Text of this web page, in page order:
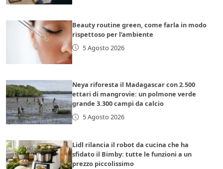
Beauty routine green, come farla in modo
rispettoso per l’ambiente
5 Agosto 2026
Neya riforesta il Madagascar con 2.500
ettari di mangrovie: un polmone verde
grande 3.300 campi da calcio
5 Agosto 2026
Lidl rilancia il robot da cucina che ha
sfidato il Bimby: tutte le funzioni a un
prezzo piccolissimo